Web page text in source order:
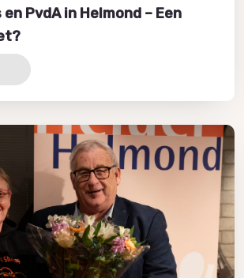
PvdA in Helmond – Een